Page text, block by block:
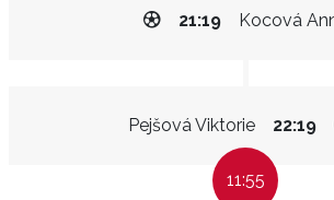
Kocová
21:19
Pejšová Viktorie 22:19
11:55